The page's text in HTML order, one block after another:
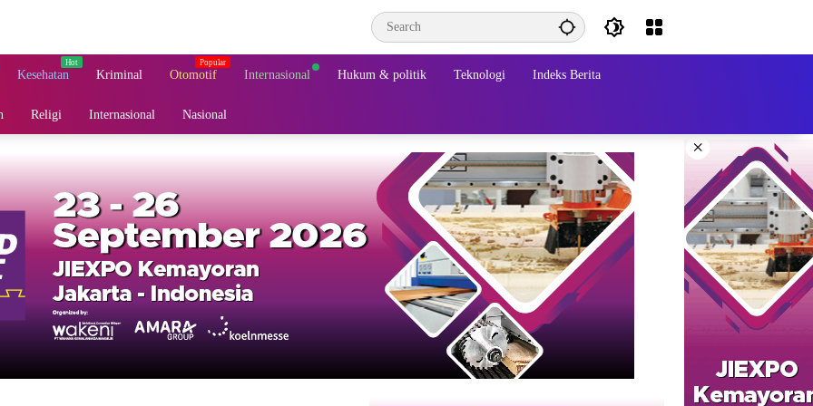
Kesehatan Kriminal Otomotif Internasional Hukum & politik Teknologi Indeks Berita
Religi Internasional Nasional
×